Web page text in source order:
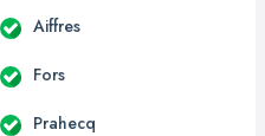
Aiffres
Fors
Prahecq